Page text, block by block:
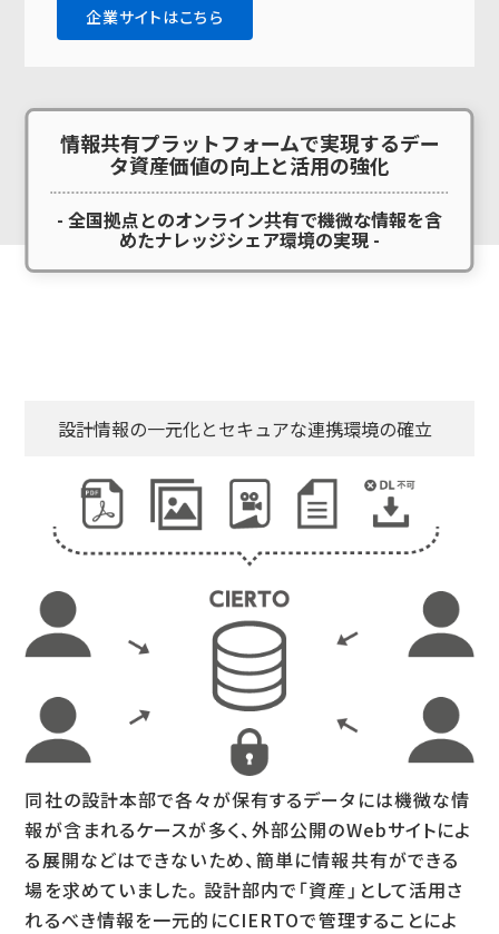
企業サイトはこちら
情報共有プラットフォームで実現するデー
タ資産価値の向上と活用の強化
- 全国拠点とのオンライン共有で機微な情報を含
めたナレッジシェア環境の実現 -
設計情報の一元化とセキュアな連携環境の確立
同社の設計本部で各々が保有するデータには機微な情
報が含まれるケースが多く、外部公開のWebサイトによ
る展開などはできないため、簡単に情報共有ができる
場を求めていました。設計部内で「資産」として活用さ
れるべき情報を一元的にCIERTOで管理することによ